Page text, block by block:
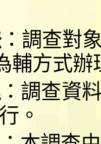
：調查對
輔方式辦
：調查資
。